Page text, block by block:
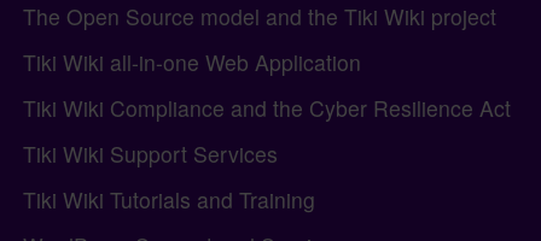
The Open Source model and the Tiki Wiki project
Tiki Wiki all-in-one Web Application
Tiki Wiki Compliance and the Cyber Resilience Act
Tiki Wiki Support Services
Tiki Wiki Tutorials and Training